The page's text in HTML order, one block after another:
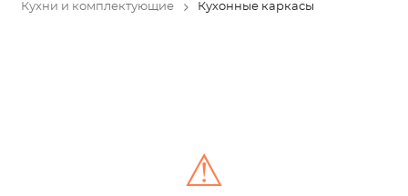
Кухни и комплектующие
Кухонные каркасы
⚠